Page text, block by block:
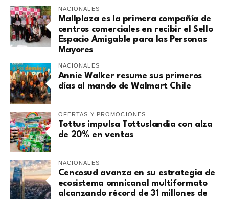
NACIONALES
Mallplaza es la primera compañía de
centros comerciales en recibir el Sello
Espacio Amigable para las Personas
Mayores
NACIONALES
Annie Walker resume sus primeros
días al mando de Walmart Chile
OFERTAS Y PROMOCIONES
Tottus impulsa Tottuslandia con alza
de 20% en ventas
NACIONALES
Cencosud avanza en su estrategia de
ecosistema omnicanal multiformato
alcanzando récord de 31 millones de